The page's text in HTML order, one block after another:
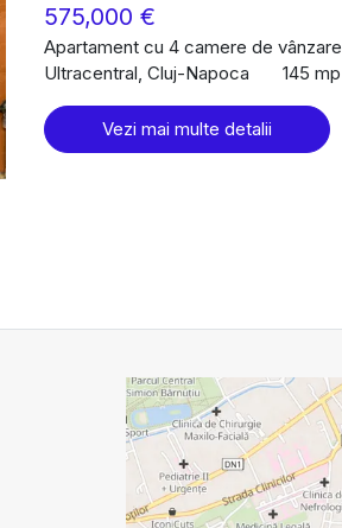
575,000 €
Apartament cu 4 camere de vânzare
Ultracentral, Cluj-Napoca
145 mp
Vezi mai multe detalii